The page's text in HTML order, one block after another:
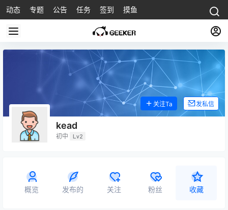
动态 专题 公告 任务 签到 摸鱼
kead
初中 Lv2
关注Ta 发私信
概览 发布的 关注 粉丝 收藏